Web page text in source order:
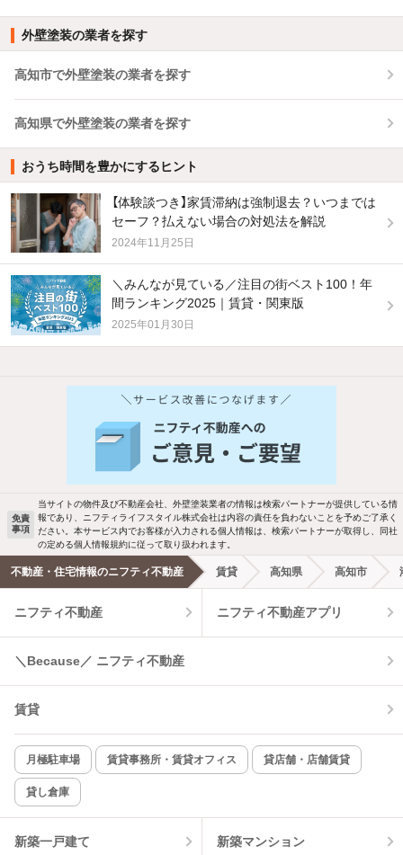
外壁塗装の業者を探す
高知市で外壁塗装の業者を探す
高知県で外壁塗装の業者を探す
おうち時間を豊かにするヒント
【体験談つき】家賃滞納は強制退去？いつまでは
セーフ？払えない場合の対処法を解説
2024年11月25日
＼みんなが見ている／注目の街ベスト100！年
間ランキング2025｜賃貸・関東版
2025年01月30日
他の人はこんな条件で絞り込んでいます！
バス・トイレ別 2階以上
駐車場あり ペット相談
洗濯機置場あり 独立洗面台
エアコンあり 都市ガス
温水洗浄便座 オートロック
コンロ2口以上
新着のみ インターネット無料
該当件数:
1
免責
事項
当サイトの物件及び不動産会社、外壁塗装業者の情報は検索パートナーが提供している情
報であり、ニフティライフスタイル株式会社は内容の責任を負わないことを予めご了承く
ださい。本サービス内でお客様が入力される個人情報は、検索パートナーが取得し、同社
の定める個人情報規約に従って取り扱われます。
不動産・住宅情報のニフティ不動産 賃貸 高知県 高知市
ニフティ不動産 ニフティ不動産アプリ
＼Because／ ニフティ不動産
賃貸
月極駐車場 賃貸事務所・賃貸オフィス 貸店舗・店舗賃貸
貸し倉庫
新築一戸建て 新築マンション